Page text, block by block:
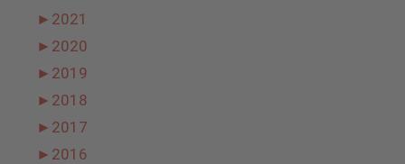
► 2021
► 2020
► 2019
► 2018
► 2017
► 2016